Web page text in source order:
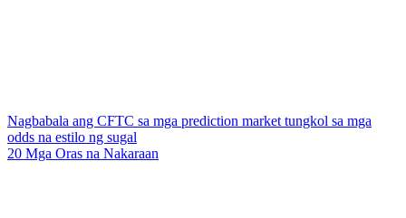
Nagbabala ang CFTC sa mga prediction market tungkol sa mga
odds na estilo ng sugal
20 Mga Oras na Nakaraan